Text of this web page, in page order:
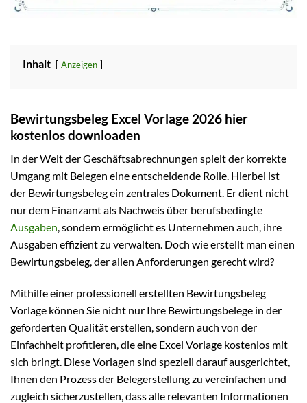
Inhalt Anzeigen
Bewirtungsbeleg Excel Vorlage 2026 hier
kostenlos downloaden
In der Welt der Geschäftsabrechnungen spielt der korrekte
Umgang mit Belegen eine entscheidende Rolle. Hierbei ist
der Bewirtungsbeleg ein zentrales Dokument. Er dient nicht
nur dem Finanzamt als Nachweis über berufsbedingte
Ausgaben, sondern ermöglicht es Unternehmen auch, ihre
Ausgaben effizient zu verwalten. Doch wie erstellt man einen
Bewirtungsbeleg, der allen Anforderungen gerecht wird?
Mithilfe einer professionell erstellten Bewirtungsbeleg
Vorlage können Sie nicht nur Ihre Bewirtungsbelege in der
geforderten Qualität erstellen, sondern auch von der
Einfachheit profitieren, die eine Excel Vorlage kostenlos mit
sich bringt. Diese Vorlagen sind speziell darauf ausgerichtet,
Ihnen den Prozess der Belegerstellung zu vereinfachen und
zugleich sicherzustellen, dass alle relevanten Informationen